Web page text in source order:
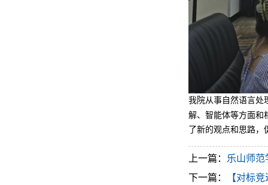
我院从事自然语言处
解、智能体等方面和
了新的观点和思路
上一篇： 乐山师范
下一篇：
【对标